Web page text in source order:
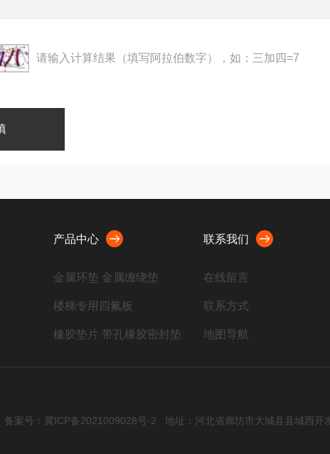
请输入计算结果（填写阿拉伯数字），如：三加四=7
产品中心
金属环垫 金属缠绕垫
楼梯专用四氟板
橡胶垫片 带孔橡胶密封垫
石棉制品 非石棉橡胶板垫
联系我们
在线留言
联系方式
地图导航
备案号：冀ICP备2021009028号-2 地址：河北省廊坊市大城县县城西开